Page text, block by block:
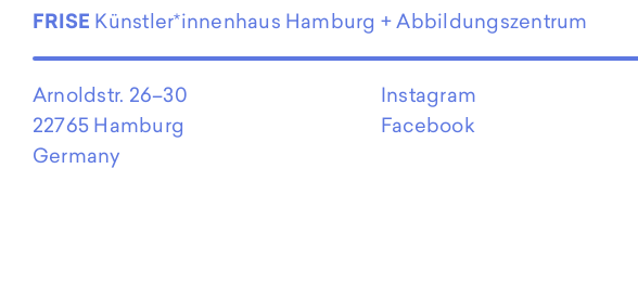
FRISE Künstler*innenhaus Hamburg + Abbildungszentrum
Arnoldstr. 26–30
22765 Hamburg
Germany
Instagram
Facebook